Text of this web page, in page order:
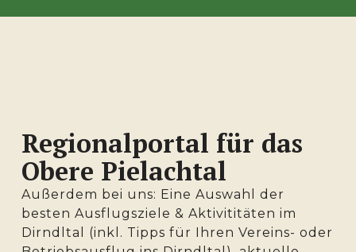
Regionalportal für das
Obere Pielachtal
Außerdem bei uns: Eine Auswahl der
besten Ausflugsziele & Aktivititäten im
Dirndltal (inkl. Tipps für Ihren Vereins- oder